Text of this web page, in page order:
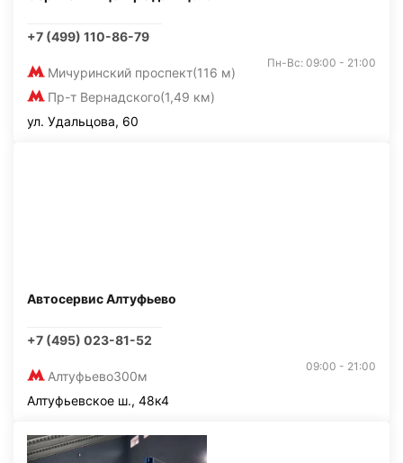
+7 (499) 110-86-79
Мичуринский проспект(116 м)
Пр-т Вернадского(1,49 км)
Пн-Вс: 09:00 - 21:00
ул. Удальцова, 60
Автосервис Алтуфьево
+7 (495) 023-81-52
Алтуфьево300м
09:00 - 21:00
Алтуфьевское ш., 48к4